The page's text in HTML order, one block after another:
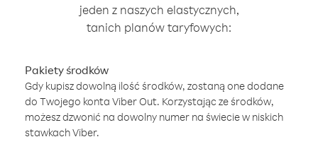
jeden z naszych elastycznych,
tanich planów taryfowych:
Pakiety środków
Gdy kupisz dowolną ilość środków, zostaną one dodane
do Twojego konta Viber Out. Korzystając ze środków,
możesz dzwonić na dowolny numer na świecie w niskich
stawkach Viber.